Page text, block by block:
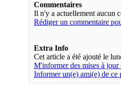
Commentaires
Il n'y a actuellement aucun
Rédiger un commentaire
Extra Info
Cet article a été ajouté le
M'informer des mises à
Informer un(e) ami(e) de ce